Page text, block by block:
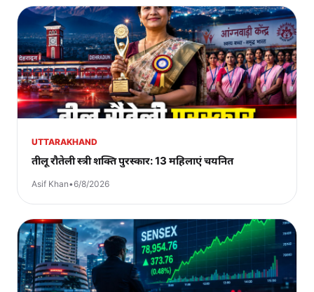
UTTARAKHAND
तीलू रौतेली स्त्री शक्ति पुरस्कार: 13 महिलाएं चयनित
Asif Khan•6/8/2026